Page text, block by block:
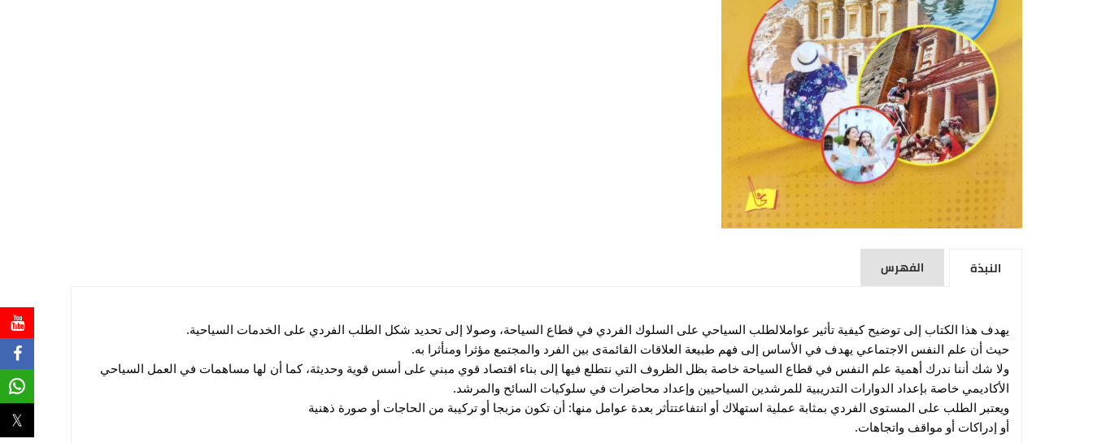
النبذة الفهرس
يهدف هذا الكتاب إلى توضيح كيفية تأثير عواملالطلب السياحي على السلوك الفردي في قطاع السياحة، وصولا إلى تحديد شكل الطلب الفردي على الخدمات السياحية.
حيث أن علم النفس الاجتماعي يهدف في الأساس إلى فهم طبيعة العلاقات القائمةى بين الفرد والمجتمع مؤثرا ومنأثرا به.
ولا شك أننا ندرك أهمية علم النفس في قطاع السياحة خاصة بظل الظروف التي نتطلع فيها إلى بناء اقتصاد قوي مبني على أسس قوية وحديثة، كما أن لها مساهمات في العمل السياحي
الأكاديمي خاصة بإعداد الدوارات التدريبية للمرشدين السياحيين وإعداد محاضرات في سلوكيات السائح والمرشد.
ويعتبر الطلب على المستوى الفردي بمثابة عملية استهلاك أو انتفاعتتأثر بعدة عوامل منها: أن تكون مزبجا أو تركيبة من الحاجات أو صورة ذهنية
أو إدراكات أو مواقف واتجاهات.